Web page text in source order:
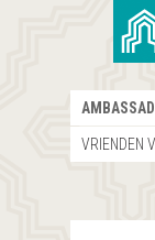
VRIENDEN